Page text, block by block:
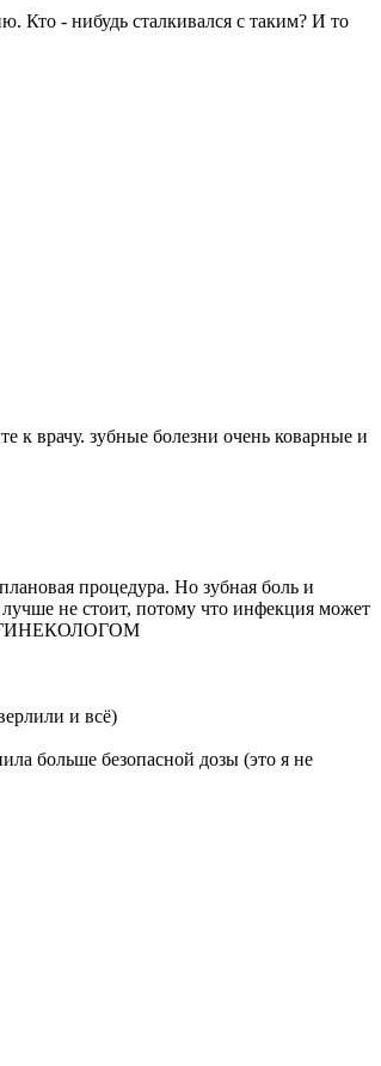
Кто - нибудь сталкивался с таким? И то
к врачу. зубные болезни очень коварные и
процедура. Но зубная боль и
не стоит, потому что инфекция может
ГИНЕКОЛОГОМ
и всё)
больше безопасной дозы (это я не